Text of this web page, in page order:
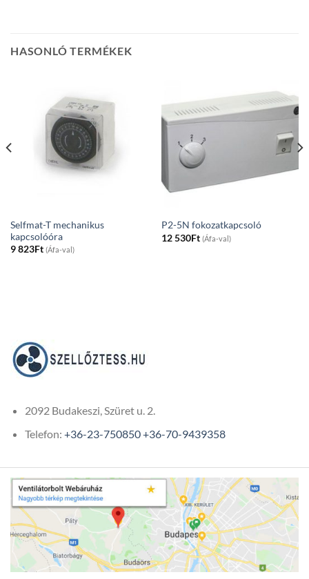
HASONLÓ TERMÉKEK
Selfmat-T mechanikus
kapcsolóóra
9 823Ft (Áfa-val)
P2-5N fokozatkapcsoló
12 530Ft (Áfa-val)
2092 Budakeszi, Szüret u. 2.
Telefon: +36-23-750850+36-70-9439358